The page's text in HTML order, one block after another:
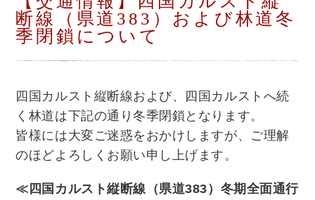
断線（県道383）および林道冬
季閉鎖について
四国カルスト縦断線および、四国カルストへ続
く林道は下記の通り冬季閉鎖となります。
皆様には大変ご迷惑をおかけしますが、ご理解
のほどよろしくお願い申し上げます。
≪四国カルスト縦断線（県道383）冬期全面通行